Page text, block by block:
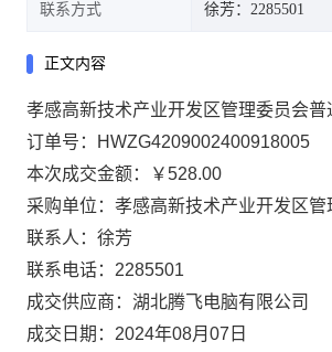
联系方式 徐芳：2285501
正文内容
孝感高新技术产业开发区管理委员会
订单号：
HWZG4209002400918005
本次成交金额：
￥528.00
采购单位：孝感高新技术产业开发区管
联系人：徐芳
联系电话：2285501
成交供应商：湖北腾飞电脑有限公司
成交日期：2024年08月07日